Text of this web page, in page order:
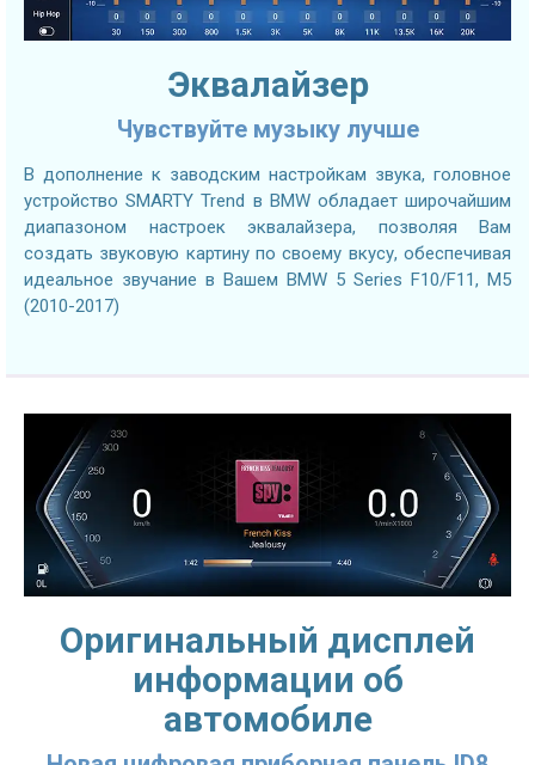
Эквалайзер
Чувствуйте музыку лучше
В дополнение к заводским настройкам звука, головное
устройство SMARTY Trend в BMW обладает широчайшим
диапазоном настроек эквалайзера, позволяя Вам
создать звуковую картину по своему вкусу, обеспечивая
идеальное звучание в Вашем BMW 5 Series F10/F11, M5
(2010-2017)
Оригинальный дисплей
информации об
автомобиле